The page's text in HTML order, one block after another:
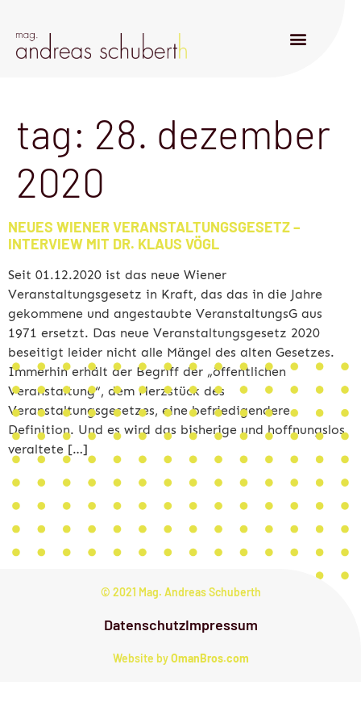
tag: 28. dezember
2020
NEUES WIENER VERANSTALTUNGSGESETZ –
INTERVIEW MIT DR. KLAUS VÖGL
Seit 01.12.2020 ist das neue Wiener
Veranstaltungsgesetz in Kraft, das das in die Jahre
gekommene und angestaubte VeranstaltungsG aus
1971 ersetzt. Das neue Veranstaltungsgesetz 2020
beseitigt leider nicht alle Mängel des alten Gesetzes.
Immerhin erhält der Begriff der „öffentlichen
Veranstaltung“, dem Herzstück des
Veranstaltungsgesetzes, eine befriedigendere
Definition. Und es wird das bisherige und hoffnungslos
veraltete […]
© 2021 Mag. Andreas Schuberth
DatenschutzImpressum
Website byOmanBros.com